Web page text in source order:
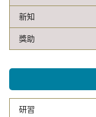
新知
獎助
研習